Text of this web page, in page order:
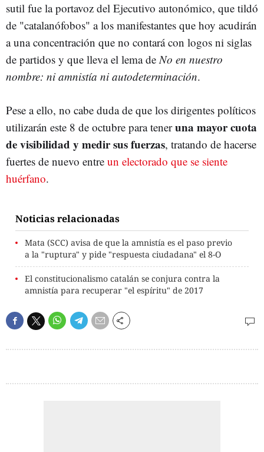
sutil fue la portavoz del Ejecutivo autonómico, que tildó
de "catalanófobos" a los manifestantes que hoy acudirán
a una concentración que no contará con logos ni siglas
de partidos y que lleva el lema deNo en nuestro
nombre: ni amnistía ni autodeterminación.
Pese a ello, no cabe duda de que los dirigentes políticos
utilizarán este 8 de octubre para teneruna mayor cuota
de visibilidad y medir sus fuerzas, tratando de hacerse
fuertes de nuevo entre un electorado que se siente
huérfano.
Noticias relacionadas
Mata (SCC) avisa de que la amnistía es el paso previo
a la "ruptura" y pide "respuesta ciudadana" el 8-O
El constitucionalismo catalán se conjura contra la
amnistía para recuperar "el espíritu" de 2017